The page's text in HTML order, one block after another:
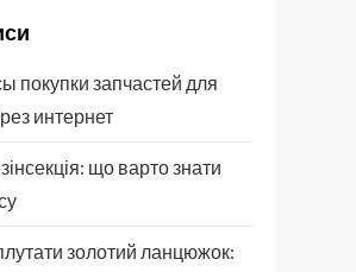
покупки запчастей для
интернет
що варто знати
золотий ланцюжок: